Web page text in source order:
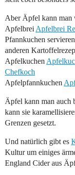
Aber Äpfel kann man
Apfelbrei Apfelbrei
Pfannkuchen
anderen
Apfelkuchen
Chefkoch
Apfelpfannkuchen
Äpfel kann man auch
kann sie
Grenzen gesetzt.
Und natürlich gibt es
Kultur um einiges
England Cider aus